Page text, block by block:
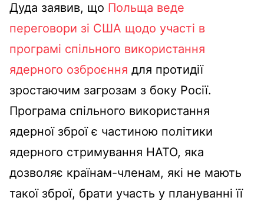
Дуда заявив, що Польща веде
переговори зі США щодо участі в
програмі спільного використання
ядерного озброєння для протидії
зростаючим загрозам з боку Росії.
Програма спільного використання
ядерної зброї є частиною політики
ядерного стримування НАТО, яка
дозволяє країнам-членам, які не мають
такої зброї, брати участь у плануванні її